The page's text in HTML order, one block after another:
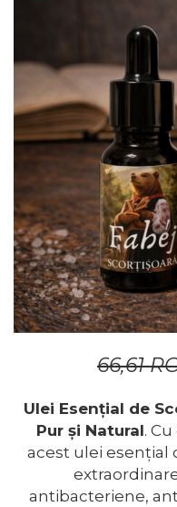
GOODWILL
HERBAL SWISS
HERBARIA
HERBIOVIT
HERBS OF HEAVEN
Hymato
LOT OF HERB
Nature Cookta
NIZORAL
PETRA
66,61
Ulei Esențial de
Pur și Natural.
acest ulei esențial
antibacteriene,